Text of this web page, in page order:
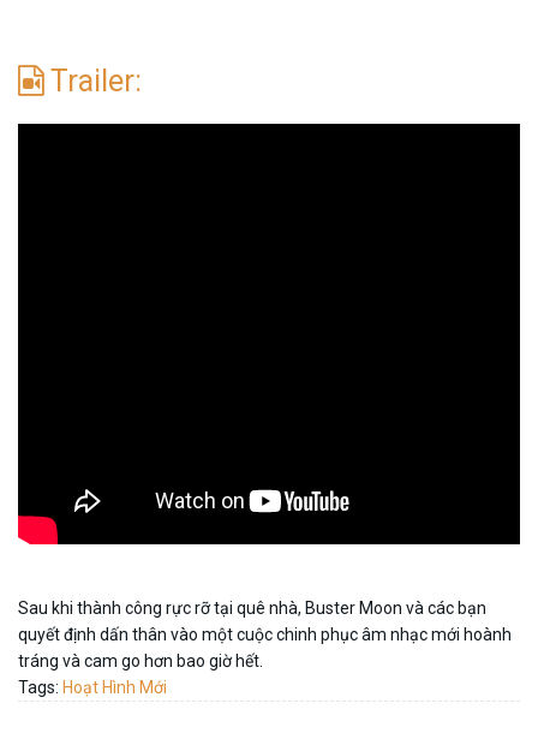
Trailer:
Sau khi thành công rực rỡ tại quê nhà, Buster Moon và các bạn
quyết định dấn thân vào một cuộc chinh phục âm nhạc mới hoành
tráng và cam go hơn bao giờ hết.
Tags: Hoạt Hình Mới